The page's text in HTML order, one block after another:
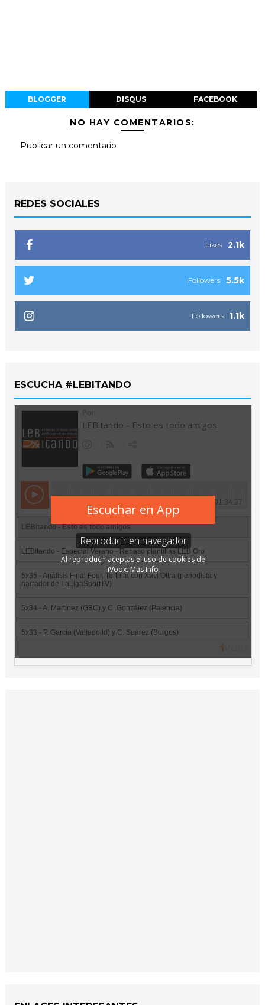
BLOGGER DISQUS FACEBOOK
NO HAY COMENTARIOS:
Publicar un comentario
REDES SOCIALES
2.1k
Likes
5.5k
Followers
1.1k
Followers
ESCUCHA #LEBITANDO